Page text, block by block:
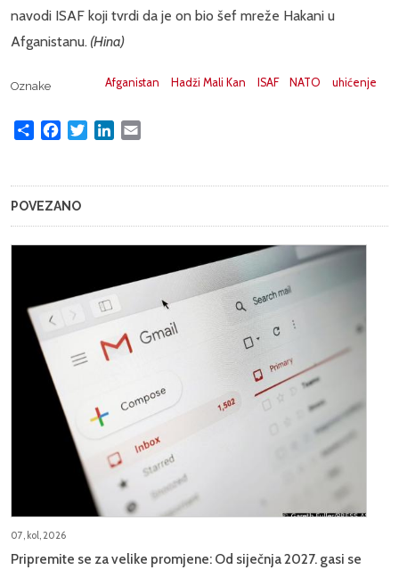
navodi ISAF koji tvrdi da je on bio šef mreže Hakani u
Afganistanu. (Hina)
Oznake Afganistan Hadži Mali Kan ISAF NATO uhićenje
Share FacebookTwitterLinkedIn
POVEZANO
07, kol, 2026
Pripremite se za velike promjene: Od siječnja 2027. gasi se